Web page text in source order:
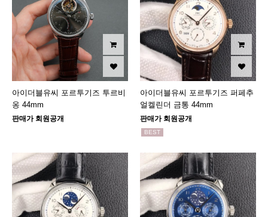
아이더블유씨 포르투기즈 투르비
옹 44mm
판매가 회원공개
아이더블유씨 포르투기즈 퍼페추
얼켈린더 금통 44mm
판매가 회원공개
BEST